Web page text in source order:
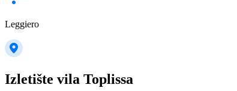
Leggiero
Izletište vila Toplissa